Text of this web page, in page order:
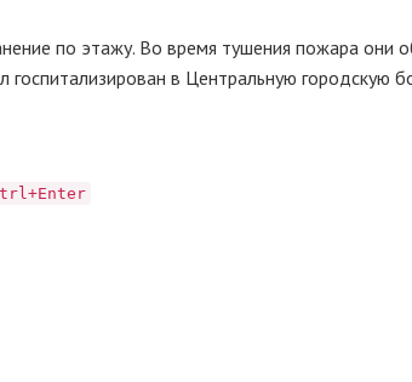
по этажу. Во время тушения пожара они
в Центральную городскую